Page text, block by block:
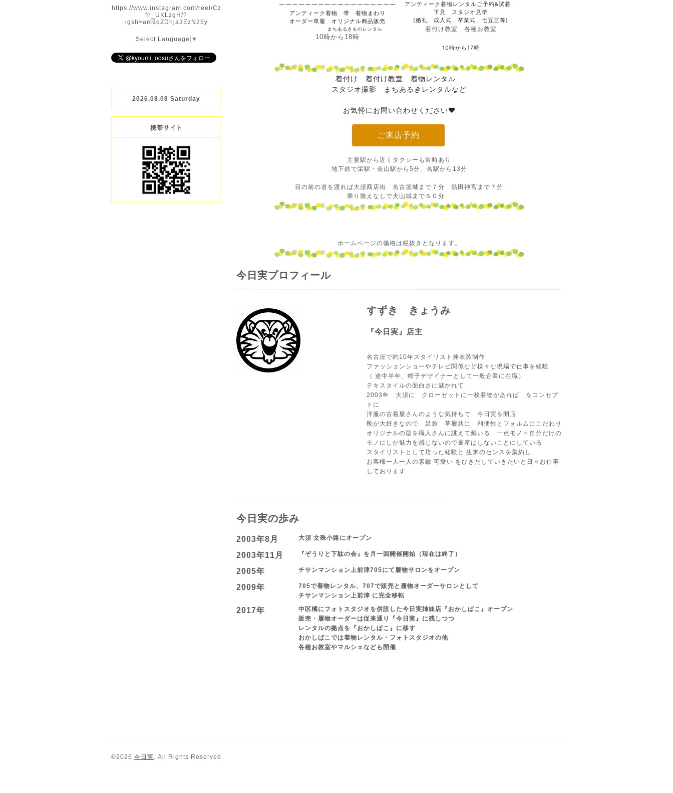
ーーーーーーーーーーーーーーーーーー
アンティーク着物 帯 着物まわり
オーダー草履 オリジナル商品販売
まちあるきものレンタル
10時から18時
アンティーク着物レンタルご予約&試着
下見 スタジオ見学
(婚礼、成人式、卒業式、七五三等)
着付け教室 各種お教室
10時から17時
着付け 着付け教室 着物レンタル
スタジオ撮影
まちあるきレンタルなど
お気軽にお問い合わせください❤️
ご来店予約
主要駅から近くタクシーも常時あり
地下鉄で栄駅・金山駅から5分、名駅から13分
目の前の道を渡れば大須商店街 名古屋城まで７分 熱田神宮まで７分
乗り換えなしで犬山城まで５０分
ホームページの価格は税抜きとなります。
今日実プロフィール
すずき きょうみ
『今日実』店主
名古屋で約10年スタイリスト兼衣装制作
ファッションショーやテレビ関係など様々な現場で仕事を経験
（ 途中半年、帽子デザイナーとして一般企業に在職）
テキスタイルの面白さに魅かれて
2003年 大須に クローゼットに一枚着物があれば をコンセプ
トに
洋服の古着屋さんのような気持ちで 今日実を開店
靴が大好きなので 足袋 草履共に 利便性とフォルムにこだわり
オリジナルの型を職人さんに誂えて戴いる 一点モノ＝自分だけの
モノにしか魅力を感じないので量産はしないことにしている
スタイリストとして培った経験と 生来のセンスを集約し
お客様一人一人の素敵 可愛い をひきだしていきたいと日々お仕事
しております
今日実の歩み
2003年8月 大須 文殊小路にオープン
2003年11月 『ぞうりと下駄の会』を月一回開催開始（現在は終了）
2005年 チサンマンション上前津705にて履物サロンをオープン
2009年
705で着物レンタル、707で販売と履物オーダーサロンとして
チサンマンション上前津 に完全移転
2017年
中区橘にフォトスタジオを併設した今日実姉妹店『おかしばこ』オープン
販売・履物オーダーは従来通り『今日実』に残しつつ
レンタルの拠点を『おかしばこ』に移す
おかしばこでは着物レンタル・フォトスタジオの他
各種お教室やマルシェなども開催
https://www.instagram.com/reel/Cz
fn_UKLzgH/?
igsh=am9qZDhja3EzN25y
Select Language ▼
2026.08.08 Saturday
携帯サイト
©2026 今日実. All Rights Reserved.